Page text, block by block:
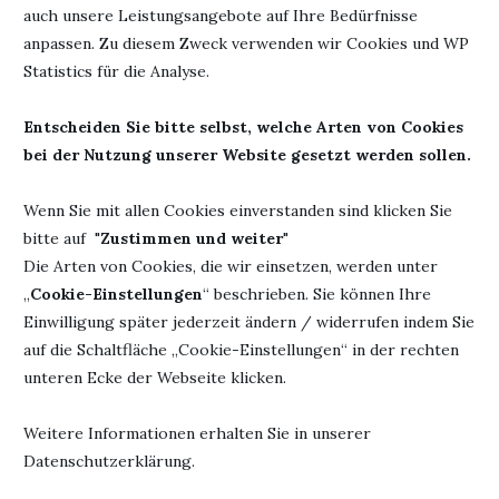
auch unsere Leistungsangebote auf Ihre Bedürfnisse
anpassen. Zu diesem Zweck verwenden wir Cookies und WP
Statistics für die Analyse.
Entscheiden Sie bitte selbst, welche Arten von Cookies
bei der Nutzung unserer Website gesetzt werden sollen.
Wenn Sie mit allen Cookies einverstanden sind klicken Sie
bitte auf "Zustimmen und weiter"
Die Arten von Cookies, die wir einsetzen, werden unter
„Cookie-Einstellungen“ beschrieben. Sie können Ihre
Einwilligung später jederzeit ändern / widerrufen indem Sie
auf die Schaltfläche „Cookie-Einstellungen“ in der rechten
unteren Ecke der Webseite klicken.
Weitere Informationen erhalten Sie in unserer
Datenschutzerklärung.
Autor: Jane DeLeon
Fortune-Krimi 2)
Erschienen: 9. Oktober 2015
Seiten: 264
ISBN: 978-
16. Juli 2019 1 Kommentar